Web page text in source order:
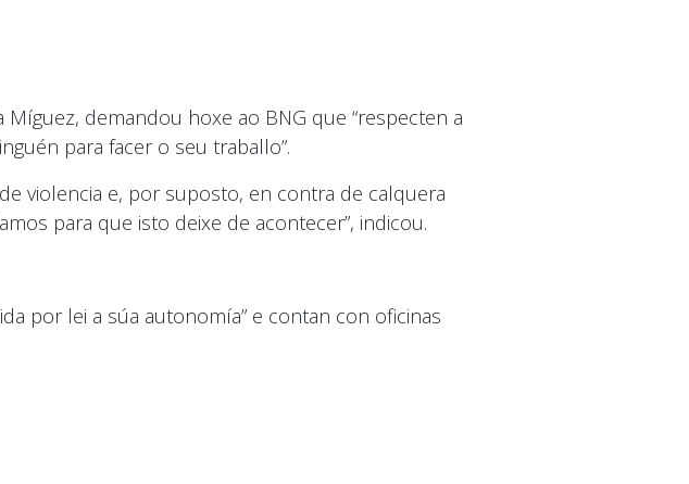
demandou hoxe ao BNG que “respecten a
para facer o seu traballo”.
violencia e, por suposto, en contra de calquera
para que isto deixe de acontecer”, indicou.
por lei a súa autonomía” e contan con oficinas